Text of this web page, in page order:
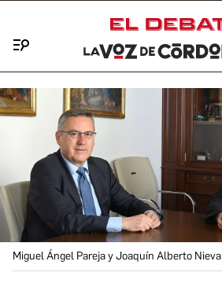
Miguel Ángel Pareja y Joaquín Alberto Nieva